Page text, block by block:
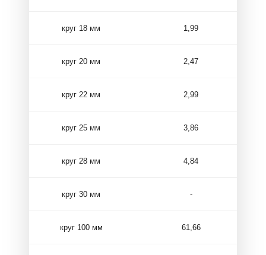
круг 18 мм 1,99
круг 20 мм 2,47
круг 22 мм 2,99
круг 25 мм 3,86
круг 28 мм 4,84
круг 30 мм -
круг 100 мм 61,66